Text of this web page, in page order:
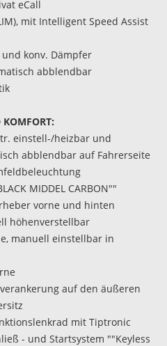
eCall
mit Intelligent Speed Assist
konv. Dämpfer
abblendbar
einstell-/heizbar und
abblendbar auf Fahrerseite
MIDDEL CARBON""
vorne und hinten
höhenverstellbar
manuell einstellbar in
auf den äußeren
mit Tiptronic
- und Startsystem ""Keyless